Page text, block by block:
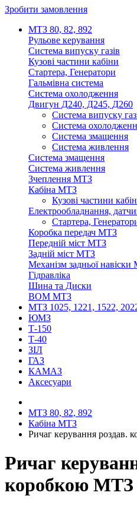
Зробити замовлення
МТЗ 80, 82, 892
Рульове керування
Система випуску газів
Кузові частини кабіни
Стартера, Генератори
Гальмівна система
Система охолодження
Двигун Д240, Д245, Д260
Система випуску
Система
Система змащення
Система живлення
Система змащення
Система живлення
Зчеплення МТЗ
Кабіна МТЗ
Кузові частини
Електрообладнання,
Стартера,
Коробка передач МТЗ
Передній міст МТЗ
Задній міст МТЗ
Механізм задньої
Гідравліка
Шина та Диски
ВОМ МТЗ
МТЗ 1025, 1221, 1522,
ЮМЗ
Т-150
Т-40
ЗІЛ
ГАЗ
КАМАЗ
Аксесуари
МТЗ 80, 82, 892
Кабіна МТЗ
Ричаг керування роздав.
Ричаг
коробкою МТЗ